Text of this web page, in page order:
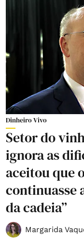
Dinheiro Vivo
Setor do
ignora as
aceitou que
continuasse
da cadeia”
Margarida